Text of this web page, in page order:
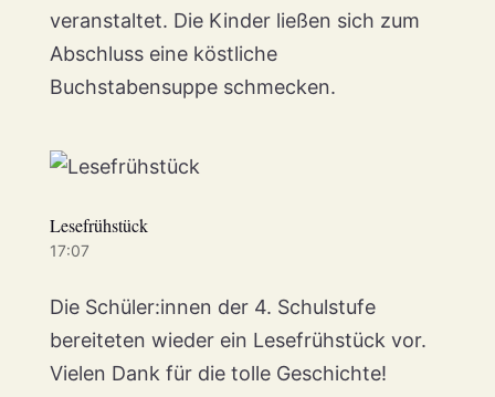
veranstaltet. Die Kinder ließen sich zum
Abschluss eine köstliche
Buchstabensuppe schmecken.
Lesefrühstück
17:07
Die Schüler:innen der 4. Schulstufe
bereiteten wieder ein Lesefrühstück vor.
Vielen Dank für die tolle Geschichte!